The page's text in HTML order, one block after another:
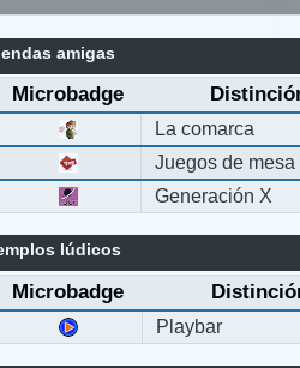
amigas
Microbadge
La comarca
Juegos de mesa
Generación X
lúdicos
Microbadge
Playbar